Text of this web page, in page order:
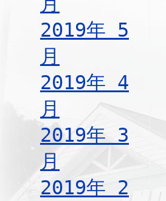
2019年 5
月
2019年 4
月
2019年 3
月
2019年 2